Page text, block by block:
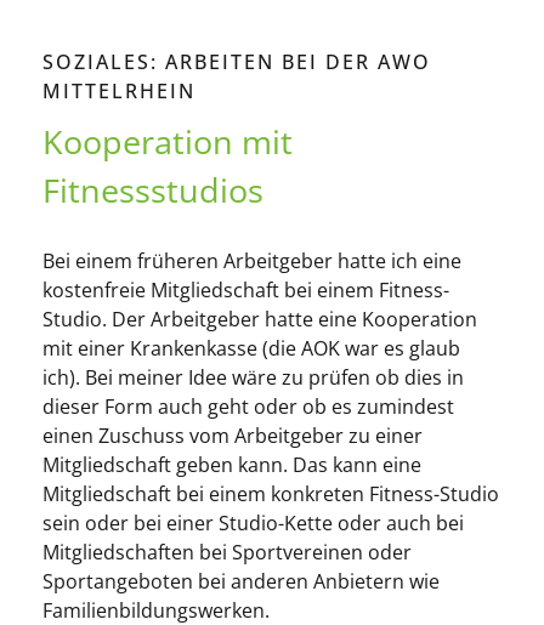
SOZIALES: ARBEITEN BEI DER AWO
MITTELRHEIN
Kooperation mit
Fitnessstudios
Bei einem früheren Arbeitgeber hatte ich eine
kostenfreie Mitgliedschaft bei einem Fitness-
Studio. Der Arbeitgeber hatte eine Kooperation
mit einer Krankenkasse (die AOK war es glaub
ich). Bei meiner Idee wäre zu prüfen ob dies in
dieser Form auch geht oder ob es zumindest
einen Zuschuss vom Arbeitgeber zu einer
Mitgliedschaft geben kann. Das kann eine
Mitgliedschaft bei einem konkreten Fitness-Studio
sein oder bei einer Studio-Kette oder auch bei
Mitgliedschaften bei Sportvereinen oder
Sportangeboten bei anderen Anbietern wie
Familienbildungswerken.